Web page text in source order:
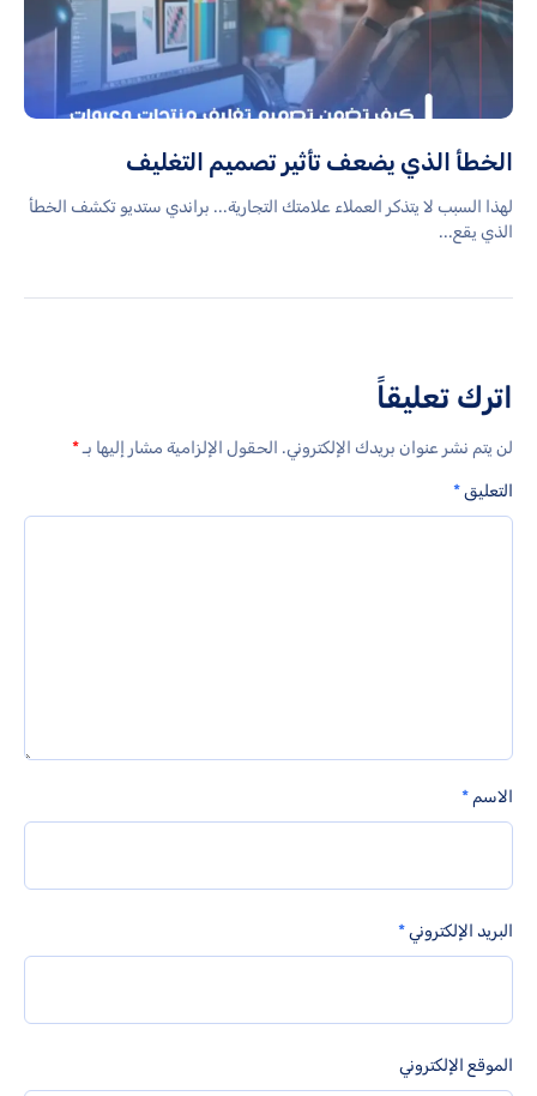
الخطأ الذي يضعف تأثير تصميم التغليف
لهذا السبب لا يتذكر العملاء علامتك التجارية... براندي ستديو تكشف الخطأ
الذي يقع...
اترك تعليقاً
لن يتم نشر عنوان بريدك الإلكتروني. الحقول الإلزامية مشار إليها بـ*
التعليق*
الاسم *
البريد الإلكتروني*
الموقع الإلكتروني